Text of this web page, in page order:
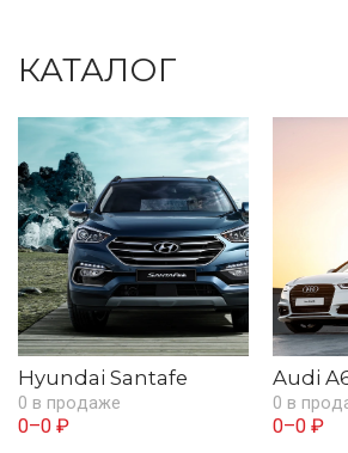
КАТАЛОГ
Hyundai Santafe
0 в продаже
0–0 ₽
Audi
0 в
0–0 ₽